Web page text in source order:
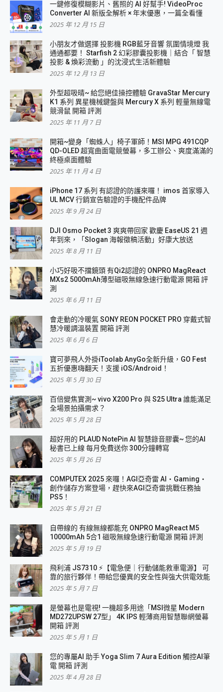
一鍵修復模糊影片、舊照的 AI 好幫手! VideoProc
Converter AI 新版全解析 × 年末優惠，一篇全看懂
2025 年 12 月 15 日
小朋友才做選擇 投影機 RGB藍牙音響 氛圍情境燈 我
通通都要！ Starfish 2 幻彩膠囊投影機｜結合「 智慧
投影 & 煥彩流動 」的沈浸式生活新體驗
2025 年 12 月 13 日
外型超吸晴~ 給您絕佳操控體驗 GravaStar Mercury
K1 系列 異星機械鍵盤與 Mercury X 系列 輕量無線電
競滑鼠 開箱 評測
2025 年 11 月 7 日
開箱~變身「蜘蛛人」椅子軍師！MSI MPG 491CQP
QD-OLED 超寬曲面電競螢幕，多工辦公、爽度滿滿的
終極桌面體驗
2025 年 11 月 4 日
iPhone 17 系列 有認證的防護來囉！ imos 首家導入
UL MCV 行銷宣告驗證的手機配件品牌
2025 年 9 月 24 日
DJI Osmo Pocket 3 爽爽帶回家 歡慶 EaseUS 21 週
年到來，「Slogan 海報徵稿活動」好康大放送
2025 年 8 月 11 日
小巧好吸不擋鏡頭 有Qi2認證的 ONPRO MagReact
MXs2 5000mAh薄型磁吸無線急速行動電源 開箱 評
測
2025 年 6 月 11 日
會走動的冷暖氣 SONY REON POCKET PRO 穿戴式智
慧冷暖調溫裝置 開箱 評測
2025 年 6 月 6 日
寶可夢飛人外掛iToolab AnyGo全新升級，GO Fest
五折優惠嗨翻天！支援 iOS/Android！
2025 年 5 月 30 日
百倍變焦實測~ vivo X200 Pro 與 S25 Ultra 誰能滿足
全場景拍攝需求？
2025 年 5 月 28 日
超好用的 PLAUD NotePin AI 智慧錄音膠囊~ 您的AI
秘書已上線 每月免費送你 300分鐘轉寫
2025 年 5 月 26 日
COMPUTEX 2025 來囉！AGI亞奇雷 AI・Gaming・
創作儲存方案登場，趕快來AGI亞奇雷挑戰任務抽
PS5！
2025 年 5 月 21 日
自帶線的 有線無線都能充 ONPRO MagReact M5
10000mAh 5合1 磁吸無線急速行動電源 開箱 評測
2025 年 5 月 19 日
飛利浦 JS7310 ⚡【電急便｜行動儲能救車電源】 可
靠的旅行夥伴！帶給您優異的安全性與強大供電效能
2025 年 5 月 7 日
是螢幕也是電視! 一機超多用途「MSI微星 Modern
MD272UPSW 27型」 4K IPS 輕薄商用智慧聯網螢幕
開箱 評測
2025 年 5 月 1 日
您的專屬AI 助手 Yoga Slim 7 Aura Edition 觸控AI筆
電 開箱 評測
2025 年 4 月 28 日